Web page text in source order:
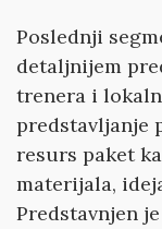
Poslednji
detaljnijem
trenera i
predstavljanje
resurs paket
materijala,
Predstavnjen